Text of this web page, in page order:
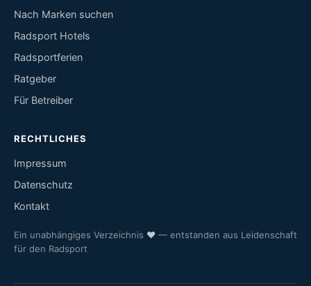
Nach Marken suchen
Radsport Hotels
Radsportferien
Ratgeber
Für Betreiber
RECHTLICHES
Impressum
Datenschutz
Kontakt
Ein unabhängiges Verzeichnis ♥ — entstanden aus Leidenschaft
für den Radsport